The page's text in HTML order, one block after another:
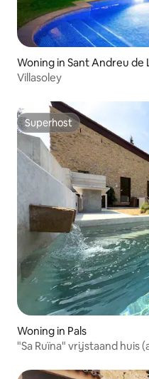
Woning in Sant Andreu de
Villasoley
Superhost
Superhost
Woning in Pals
"Sa Ruïna" vrijstaand huis